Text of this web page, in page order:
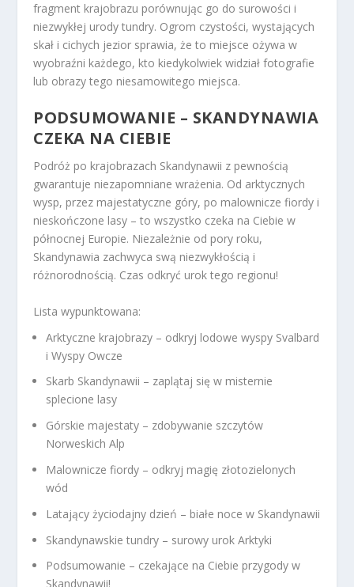
fragment krajobrazu porównując go do surowości i
niezwykłej urody tundry. Ogrom czystości, wystających
skał i cichych jezior sprawia, że to miejsce ożywa w
wyobraźni każdego, kto kiedykolwiek widział fotografie
lub obrazy tego niesamowitego miejsca.
PODSUMOWANIE – SKANDYNAWIA
CZEKA NA CIEBIE
Podróż po krajobrazach Skandynawii z pewnością
gwarantuje niezapomniane wrażenia. Od arktycznych
wysp, przez majestatyczne góry, po malownicze fiordy i
nieskończone lasy – to wszystko czeka na Ciebie w
północnej Europie. Niezależnie od pory roku,
Skandynawia zachwyca swą niezwykłością i
różnorodnością. Czas odkryć urok tego regionu!
Lista wypunktowana:
Arktyczne krajobrazy – odkryj lodowe wyspy Svalbard
i Wyspy Owcze
Skarb Skandynawii – zaplątaj się w misternie
splecione lasy
Górskie majestaty – zdobywanie szczytów
Norweskich Alp
Malownicze fiordy – odkryj magię złotozielonych
wód
Latający życiodajny dzień – białe noce w Skandynawii
Skandynawskie tundry – surowy urok Arktyki
Podsumowanie – czekające na Ciebie przygody w
Skandynawii!